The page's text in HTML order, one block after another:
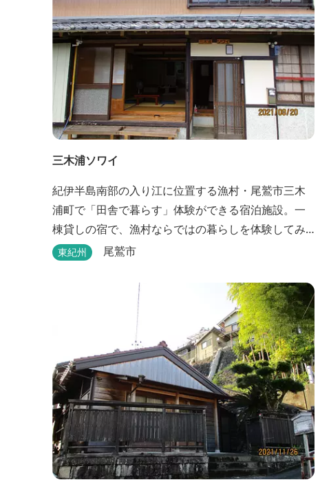
三木浦ソワイ
紀伊半島南部の入り江に位置する漁村・尾鷲市三木
浦町で「田舎で暮らす」体験ができる宿泊施設。一
棟貸しの宿で、漁村ならではの暮らしを体験してみ
ませんか。
東紀州 尾鷲市